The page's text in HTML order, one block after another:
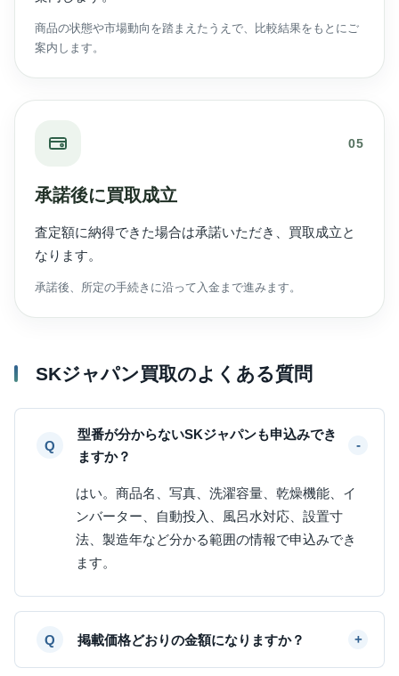
商品の状態や市場動向を踏まえたうえで、比較結果をもとにご
案内します。
05
承諾後に買取成立
査定額に納得できた場合は承諾いただき、買取成立と
なります。
承諾後、所定の手続きに沿って入金まで進みます。
SKジャパン買取のよくある質問
型番が分からないSKジャパンも申込みでき
ますか？
はい。商品名、写真、洗濯容量、乾燥機能、イ
ンバーター、自動投入、風呂水対応、設置寸
法、製造年など分かる範囲の情報で申込みでき
ます。
掲載価格どおりの金額になりますか？